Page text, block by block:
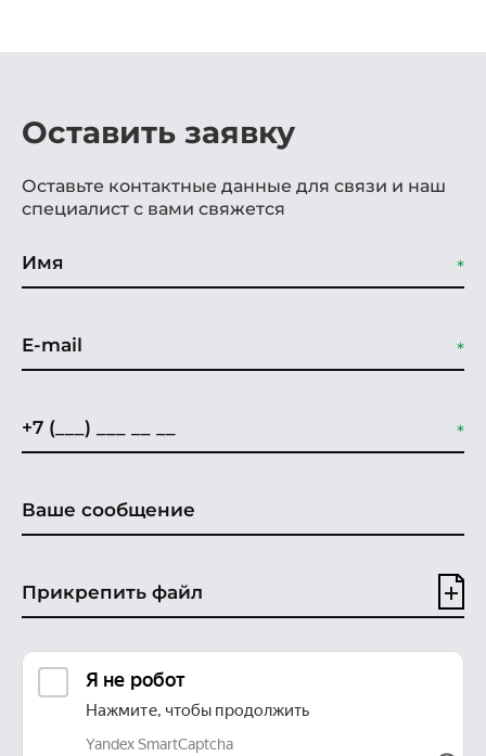
Оставить заявку
Оставьте контактные данные для связи и наш
специалист с вами свяжется
Прикрепить файл